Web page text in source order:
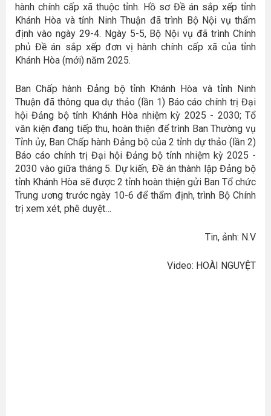
hành chính cấp xã thuộc tỉnh. Hồ sơ Đề án sắp xếp tỉnh
Khánh Hòa và tỉnh Ninh Thuận đã trình Bộ Nội vụ thẩm
định vào ngày 29-4. Ngày 5-5, Bộ Nội vụ đã trình Chính
phủ Đề án sắp xếp đơn vị hành chính cấp xã của tỉnh
Khánh Hòa (mới) năm 2025.
Ban Chấp hành Đảng bộ tỉnh Khánh Hòa và tỉnh Ninh
Thuận đã thông qua dự thảo (lần 1) Báo cáo chính trị Đại
hội Đảng bộ tỉnh Khánh Hòa nhiệm kỳ 2025 - 2030; Tổ
văn kiện đang tiếp thu, hoàn thiện để trình Ban Thường vụ
Tỉnh ủy, Ban Chấp hành Đảng bộ của 2 tỉnh dự thảo (lần 2)
Báo cáo chính trị Đại hội Đảng bộ tỉnh nhiệm kỳ 2025 -
2030 vào giữa tháng 5. Dự kiến, Đề án thành lập Đảng bộ
tỉnh Khánh Hòa sẽ được 2 tỉnh hoàn thiện gửi Ban Tổ chức
Trung ương trước ngày 10-6 để thẩm định, trình Bộ Chính
trị xem xét, phê duyệt…
Tin, ảnh: N.V
Video: HOÀI NGUYỆT